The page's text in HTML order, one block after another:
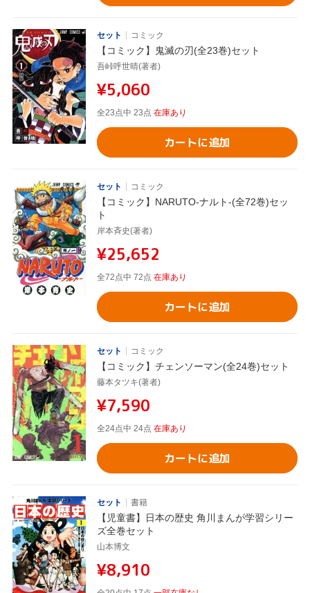
セット コミック
【コミック】鬼滅の刃(全23巻)セット
吾峠呼世晴(著者)
¥5,060
全23点中 23点 在庫あり
カートに追加
セット コミック
【コミック】NARUTO-ナルト-(全72巻)セッ
ト
岸本斉史(著者)
¥25,652
全72点中 72点 在庫あり
カートに追加
セット コミック
【コミック】チェンソーマン(全24巻)セット
藤本タツキ(著者)
¥7,590
全24点中 24点 在庫あり
カートに追加
セット 書籍
【児童書】日本の歴史 角川まんが学習シリー
ズ全巻セット
山本博文
¥8,910